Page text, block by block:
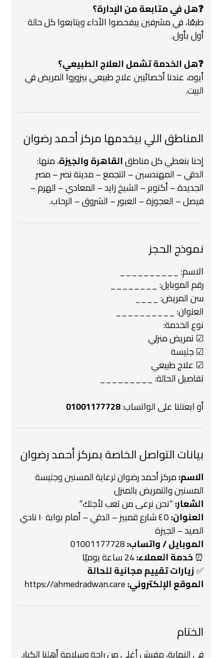
❓هل في متابعة من الإدارة؟
طبعًا، في مشرفين بيفحصوا الأداء ويتابعوا كل حالة
أول بأول.
❓هل الخدمة تشمل العلاج الطبيعي؟
أيوه، عندنا أخصائيين علاج طبيعي بيزوروا المريض في
البيت.
المناطق اللي بيخدمها مركز أحمد رضوان
إحنا بنغطي كل مناطقالقاهرة والجيزة، منها:
الدقي – المهندسين – التجمع – مدينة نصر – مصر
الجديدة – أكتوبر – الشيخ زايد – المعادي – الهرم –
فيصل – العجوزة – العبور – الشروق – الرحاب.
نموذج الحجز
الاسم: __________
رقم الموبايل: ________
سن المريض: ____
العنوان: __________
نوع الخدمة:
☑ تمريض منزلي
☑ جليسة
☑ علاج طبيعي
تفاصيل الحالة: _________
أو ابعتلنا على الواتساب:01001177728
بيانات التواصل الخاصة بمركز أحمد رضوان
الاسم:مركز أحمد رضوان لرعاية المسنين وجليسة
المسنين والتمريض بالمنزل
الشعار:“نحن نرعى من تعب لأجلك”
العنوان:
٤٥ شارع قمبيز – الدقي – أمام بوابة ١٠ نادي
الصيد – الجيزة
الموبايل / واتساب:
⏰خدمة العملاء:24 ساعة يوميًا
✅زيارات تقييم مجانية للحالة
الموقع الإلكتروني:https://ahmedradwan.care
الختام
في النهاية، مفيش أغلى من راحة وسلامة أهلنا الكبار.